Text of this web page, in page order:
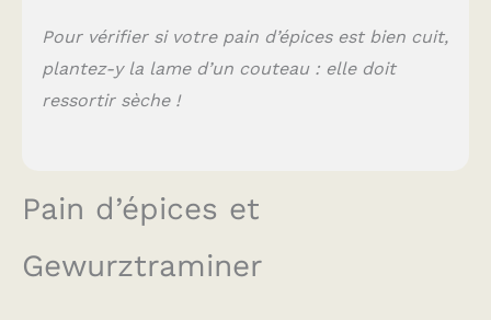
Pour vérifier si votre pain d’épices est bien cuit,
plantez-y la lame d’un couteau : elle doit
ressortir sèche !
Pain d’épices et
Gewurztraminer